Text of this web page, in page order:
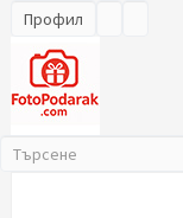
Профил